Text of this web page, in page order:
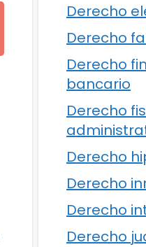
Derecho
Derecho
Derecho
bancario
Derecho
Derecho
Derecho
Derecho
Derecho